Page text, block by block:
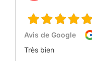
Avis de Google
Très bien